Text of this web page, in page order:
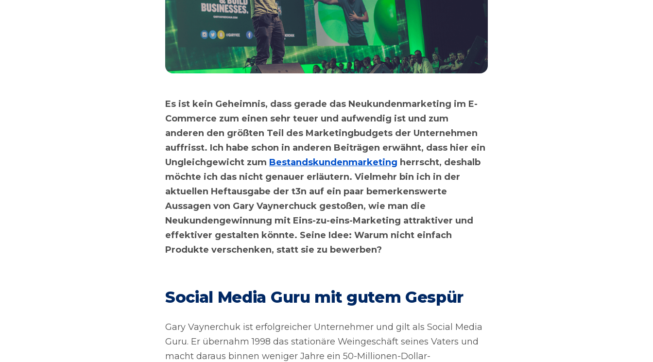
Es ist kein Geheimnis, dass gerade das Neukundenmarketing im E-
Commerce zum einen sehr teuer und aufwendig ist und zum
anderen den größten Teil des Marketingbudgets der Unternehmen
auffrisst. Ich habe schon in anderen Beiträgen erwähnt, dass hier ein
Ungleichgewicht zum Bestandskundenmarketing herrscht, deshalb
möchte ich das nicht genauer erläutern. Vielmehr bin ich in der
aktuellen Heftausgabe der t3n auf ein paar bemerkenswerte
Aussagen von Gary Vaynerchuck gestoßen, wie man die
Neukundengewinnung mit Eins-zu-eins-Marketing attraktiver und
effektiver gestalten könnte. Seine Idee: Warum nicht einfach
Produkte verschenken, statt sie zu bewerben?
Social Media Guru mit gutem Gespür
Gary Vaynerchuk ist erfolgreicher Unternehmer und gilt als Social Media
Guru. Er übernahm 1998 das stationäre Weingeschäft seines Vaters und
macht daraus binnen weniger Jahre ein 50-Millionen-Dollar-